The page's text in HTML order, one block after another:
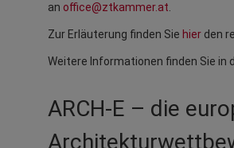
an office@ztkammer.at.
Zur Erläuterung finden Sie hier den
Weitere Informationen finden Sie in
ARCH-E – die